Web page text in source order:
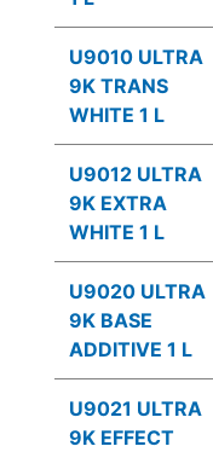
U9010 ULTRA
9K TRANS
WHITE 1 L
U9012 ULTRA
9K EXTRA
WHITE 1 L
U9020 ULTRA
9K BASE
ADDITIVE 1 L
U9021 ULTRA
9K EFFECT